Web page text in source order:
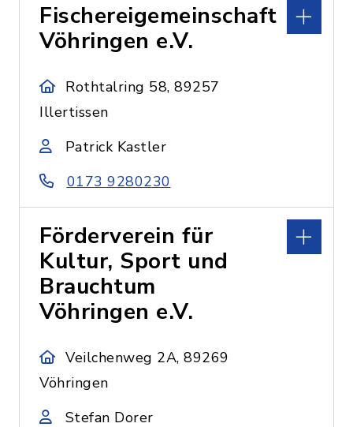
Fischereigemeinschaft
Vöhringen e.V.
Rothtalring 58, 89257
Illertissen
Patrick Kastler
0173 9280230
Förderverein für
Kultur, Sport und
Brauchtum
Vöhringen e.V.
Veilchenweg 2A, 89269
Vöhringen
Stefan Dorer